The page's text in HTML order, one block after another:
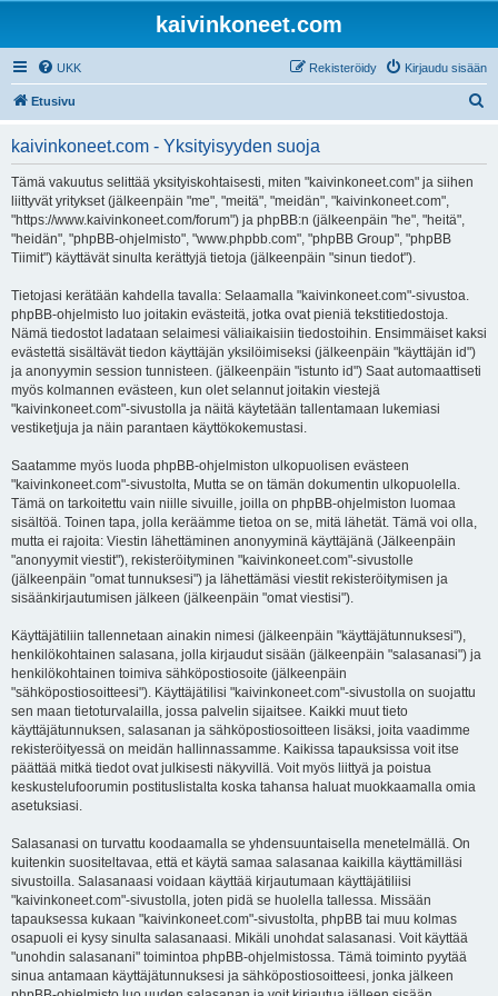
kaivinkoneet.com
UKK Kirjaudu sisään
Rekisteröidy
Etusivu
kaivinkoneet.com - Yksityisyyden suoja
Tämä vakuutus selittää yksityiskohtaisesti, miten "kaivinkoneet.com" ja siihen
liittyvät yritykset (jälkeenpäin "me", "meitä", "meidän", "kaivinkoneet.com",
"https://www.kaivinkoneet.com/forum") ja phpBB:n (jälkeenpäin "he", "heitä",
"heidän", "phpBB-ohjelmisto", "www.phpbb.com", "phpBB Group", "phpBB
Tiimit") käyttävät sinulta kerättyjä tietoja (jälkeenpäin "sinun tiedot").
Tietojasi kerätään kahdella tavalla: Selaamalla "kaivinkoneet.com"-sivustoa.
phpBB-ohjelmisto luo joitakin evästeitä, jotka ovat pieniä tekstitiedostoja.
Nämä tiedostot ladataan selaimesi väliaikaisiin tiedostoihin. Ensimmäiset kaksi
evästettä sisältävät tiedon käyttäjän yksilöimiseksi (jälkeenpäin "käyttäjän id")
ja anonyymin session tunnisteen. (jälkeenpäin "istunto id") Saat automaattiseti
myös kolmannen evästeen, kun olet selannut joitakin viestejä
"kaivinkoneet.com"-sivustolla ja näitä käytetään tallentamaan lukemiasi
vestiketjuja ja näin parantaen käyttökokemustasi.
Saatamme myös luoda phpBB-ohjelmiston ulkopuolisen evästeen
"kaivinkoneet.com"-sivustolta, Mutta se on tämän dokumentin ulkopuolella.
Tämä on tarkoitettu vain niille sivuille, joilla on phpBB-ohjelmiston luomaa
sisältöä. Toinen tapa, jolla keräämme tietoa on se, mitä lähetät. Tämä voi olla,
mutta ei rajoita: Viestin lähettäminen anonyyminä käyttäjänä (Jälkeenpäin
"anonyymit viestit"), rekisteröityminen "kaivinkoneet.com"-sivustolle
(jälkeenpäin "omat tunnuksesi") ja lähettämäsi viestit rekisteröitymisen ja
sisäänkirjautumisen jälkeen (jälkeenpäin "omat viestisi").
Käyttäjätiliin tallennetaan ainakin nimesi (jälkeenpäin "käyttäjätunnuksesi"),
henkilökohtainen salasana, jolla kirjaudut sisään (jälkeenpäin "salasanasi") ja
henkilökohtainen toimiva sähköpostiosoite (jälkeenpäin
"sähköpostiosoitteesi"). Käyttäjätilisi "kaivinkoneet.com"-sivustolla on suojattu
sen maan tietoturvalailla, jossa palvelin sijaitsee. Kaikki muut tieto
käyttäjätunnuksen, salasanan ja sähköpostiosoitteen lisäksi, joita vaadimme
rekisteröityessä on meidän hallinnassamme. Kaikissa tapauksissa voit itse
päättää mitkä tiedot ovat julkisesti näkyvillä. Voit myös liittyä ja poistua
keskustelufoorumin postituslistalta koska tahansa haluat muokkaamalla omia
asetuksiasi.
Salasanasi on turvattu koodaamalla se yhdensuuntaisella menetelmällä. On
kuitenkin suositeltavaa, että et käytä samaa salasanaa kaikilla käyttämilläsi
sivustoilla. Salasanaasi voidaan käyttää kirjautumaan käyttäjätiliisi
"kaivinkoneet.com"-sivustolla, joten pidä se huolella tallessa. Missään
tapauksessa kukaan "kaivinkoneet.com"-sivustolta, phpBB tai muu kolmas
osapuoli ei kysy sinulta salasanaasi. Mikäli unohdat salasanasi. Voit käyttää
"unohdin salasanani" toimintoa phpBB-ohjelmistossa. Tämä toiminto pyytää
sinua antamaan käyttäjätunnuksesi ja sähköpostiosoitteesi, jonka jälkeen